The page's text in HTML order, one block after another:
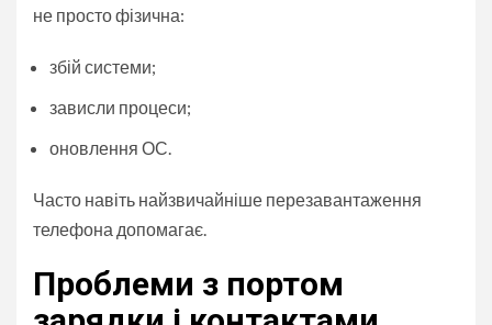
не просто фізична:
збій системи;
зависли процеси;
оновлення ОС.
Часто навіть найзвичайніше перезавантаження
телефона допомагає.
Проблеми з портом